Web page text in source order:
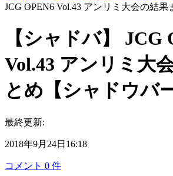
JCG OPEN6 Vol.43 アンリミ大会の結果
【シャドバ】 JCG
Vol.43 アンリミ大
とめ【シャドウバ
最終更新:
2018年9月24日16:18
コメント 0 件